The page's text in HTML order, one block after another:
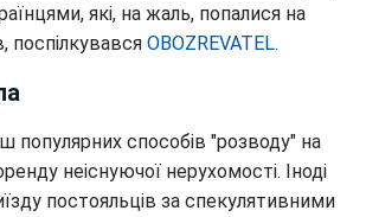
які, на жаль, попалися на
поспілкувався OBOZREVATEL.
популярних способів "розводу" на
неіснуючої нерухомості. Іноді
постояльців за спекулятивними